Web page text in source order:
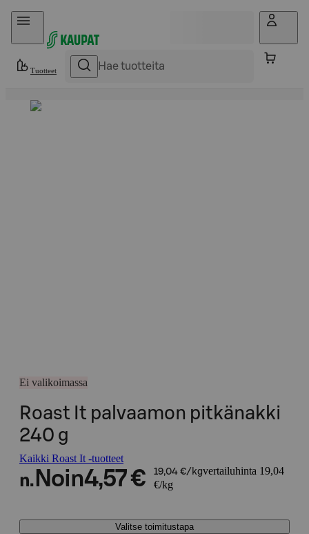
Hyppää sisältöön
Tuotteet
Ei valikoimassa
Roast It palvaamon pitkänakki
240 g
Kaikki Roast It -tuotteet
n. Noin4,57 € 19,04 €/kgvertailuhinta 19,04
€/kg
Valitse toimitustapa